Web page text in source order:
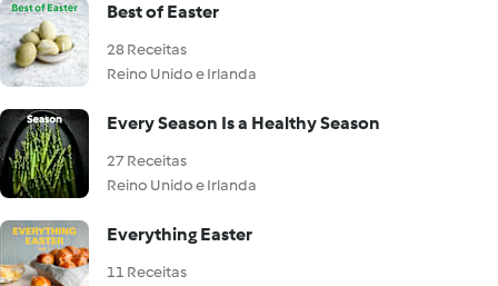
Best of Easter
28 Receitas
Reino Unido e Irlanda
Every Season Is a Healthy Season
27 Receitas
Reino Unido e Irlanda
Everything Easter
11 Receitas